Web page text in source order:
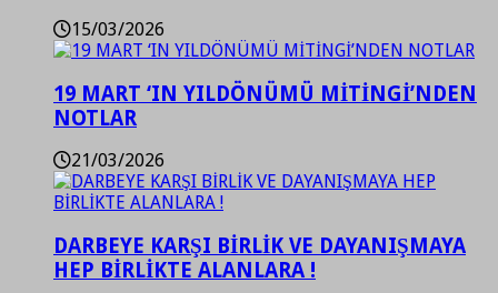
15/03/2026
19 MART ‘IN YILDÖNÜMÜ MİTİNGİ’NDEN
NOTLAR
21/03/2026
DARBEYE KARŞI BİRLİK VE DAYANIŞMAYA
HEP BİRLİKTE ALANLARA !